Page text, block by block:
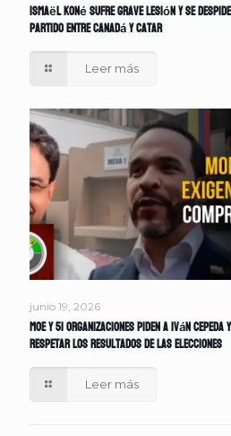
Ismaël Koné sufre grave lesión y se
partido entre Canadá y Catar
Leer más
junio 19, 2026
MOE y 51 organizaciones piden a Iván
respetar los resultados de las elecciones
Leer más